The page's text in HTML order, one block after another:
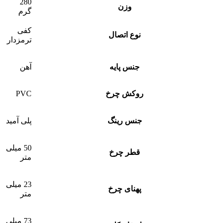
وزن
گرم
نوع اتصال
کفی
ترمزدار
جنس پایه آهن
روکش چرخ PVC
جنس رینگ پلی آمید
قطر چرخ
50 میلی
متر
پهنای چرخ
23 میلی
متر
73 میلی